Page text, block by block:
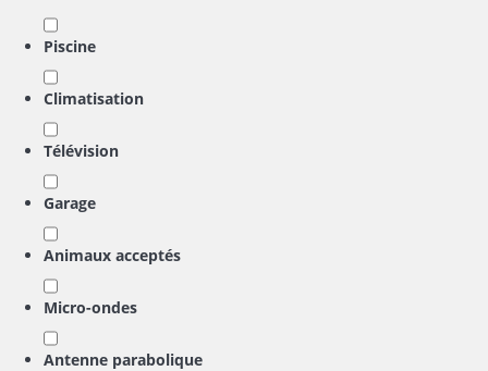
Piscine
Climatisation
Télévision
Garage
Animaux acceptés
Micro-ondes
Antenne parabolique